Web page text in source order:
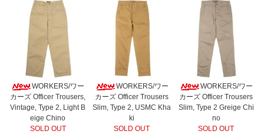
WORKERS/ワー
カーズ Officer Trousers,
Vintage, Type 2, Light B
eige Chino
SOLD OUT
WORKERS/ワー
カーズ Officer Trousers
Slim, Type 2, USMC Kha
ki
SOLD OUT
WORKERS/ワー
カーズ Officer Trousers
Slim, Type 2 Greige Chi
no
SOLD OUT